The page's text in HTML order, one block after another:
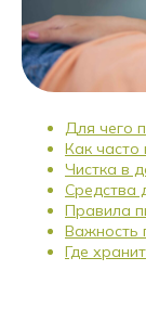
Для чего
Как часто
Чистка в
Средства
Правила
Важность
Где